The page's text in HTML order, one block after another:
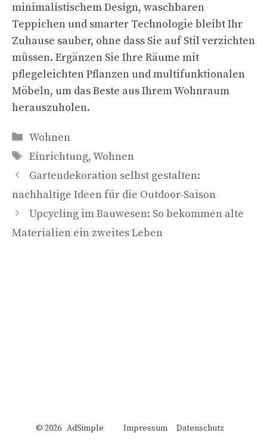
minimalistischem Design, waschbaren
Teppichen und smarter Technologie bleibt Ihr
Zuhause sauber, ohne dass Sie auf Stil verzichten
müssen. Ergänzen Sie Ihre Räume mit
pflegeleichten Pflanzen und multifunktionalen
Möbeln, um das Beste aus Ihrem Wohnraum
herauszuholen.
Kategorien
Wohnen
Schlagwörter
Einrichtung,Wohnen
Gartendekoration selbst gestalten:
nachhaltige Ideen für die Outdoor-Saison
Upcycling im Bauwesen: So bekommen alte
Materialien ein zweites Leben
© 2026 AdSimple Impressum Datenschutz